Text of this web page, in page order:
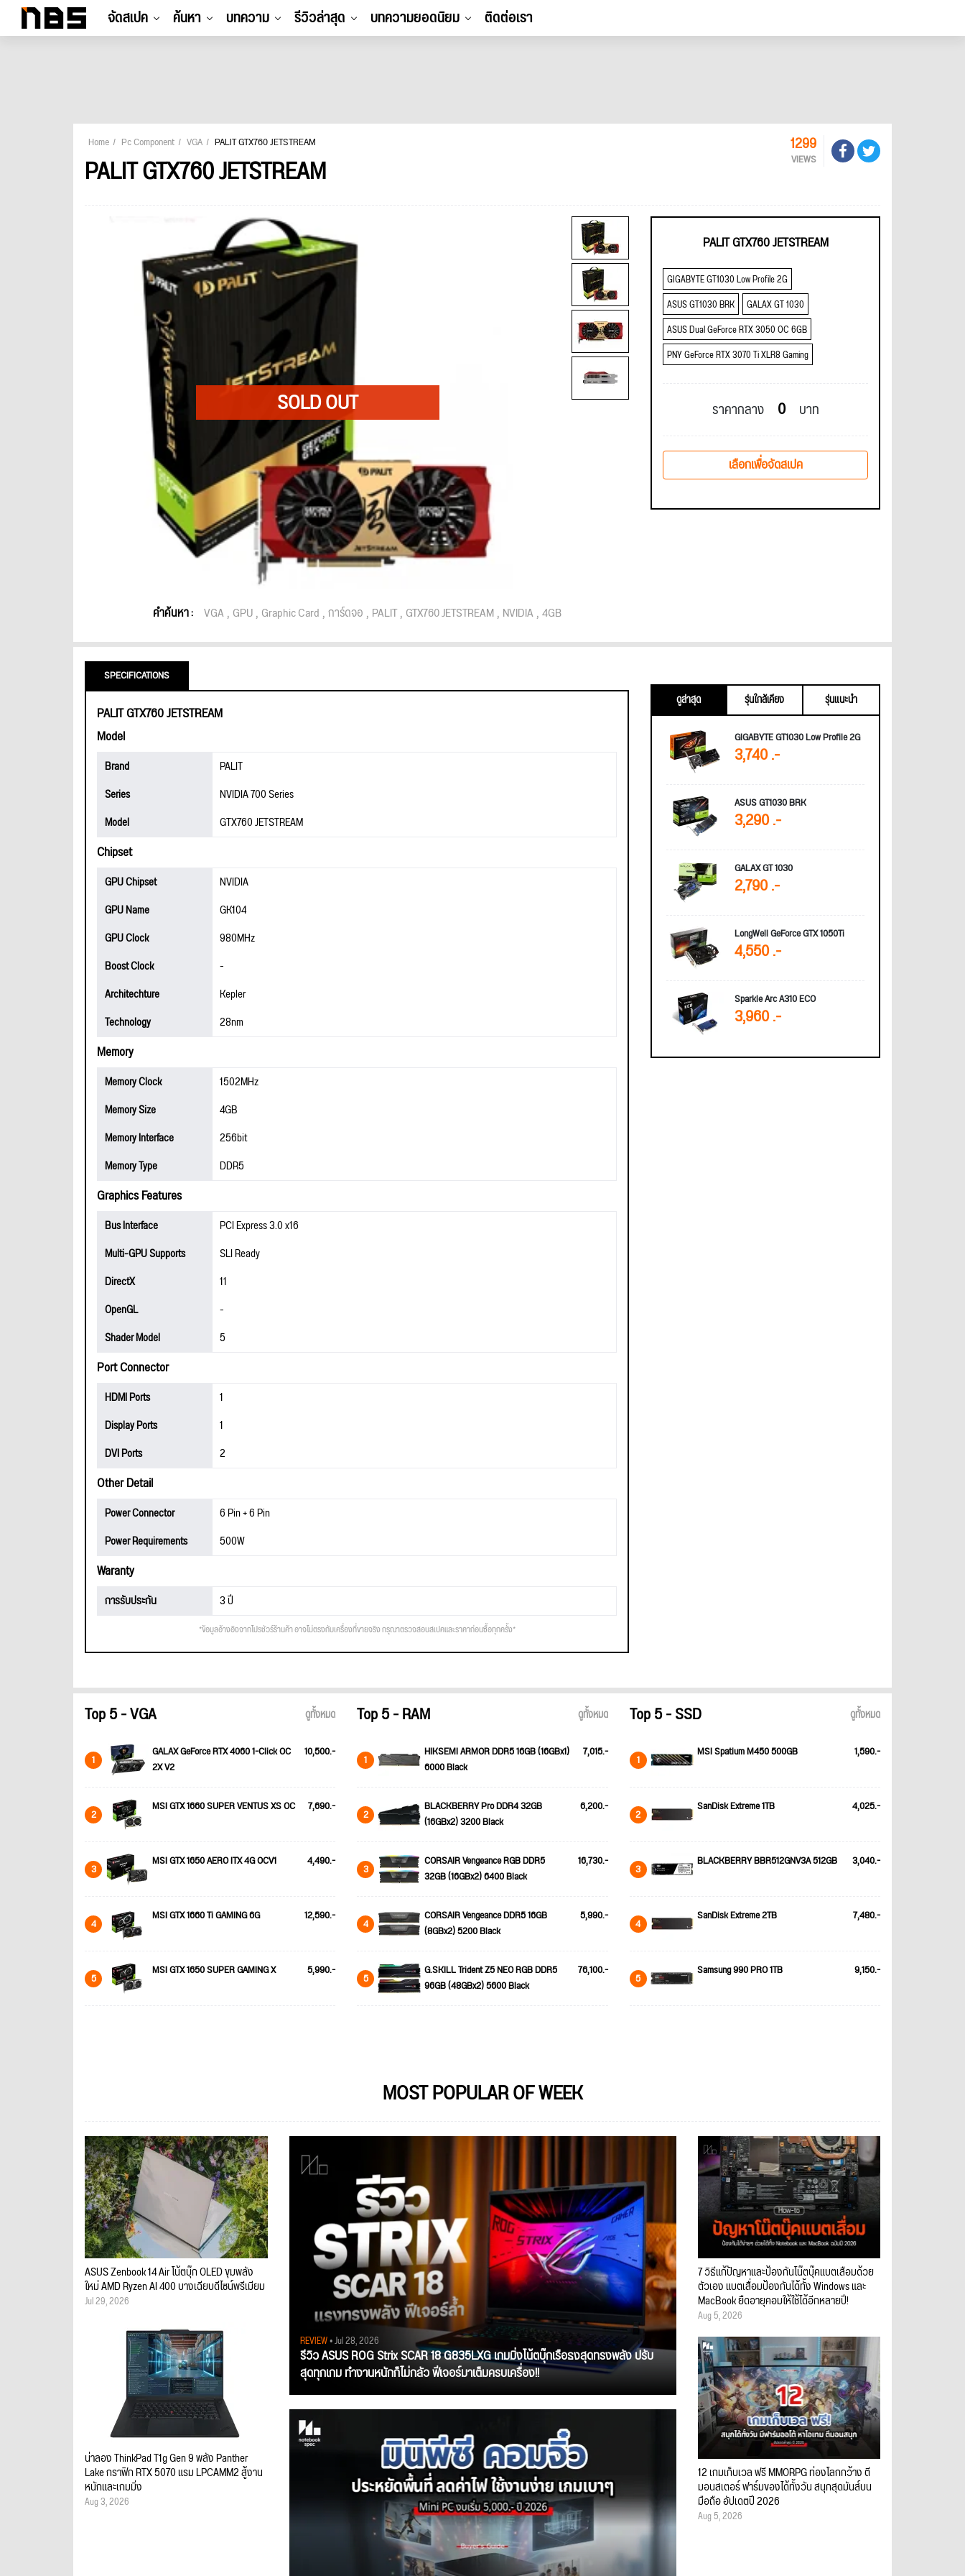
จัดสเปค ค้นหา บทความ รีวิวล่าสุด บทความยอดนิยม ติดต่อเรา
Home Pc Component VGA PALIT GTX760 JETSTREAM
PALIT GTX760 JETSTREAM
1299
VIEWS
คำค้นหา : VGA GPU Graphic Card การ์ดจอ PALIT GTX760 JETSTREAM NVIDIA 4GB
PALIT GTX760 JETSTREAM
GIGABYTE GT1030 Low Profile 2G
ASUS GT1030 BRK
GALAX GT 1030
ASUS Dual GeForce RTX 3050 OC 6GB
PNY GeForce RTX 3070 Ti XLR8 Gaming
ราคากลาง 0 บาท
เลือกเพื่อจัดสเปค
SPECIFICATIONS
PALIT GTX760 JETSTREAM
Model
Brand
PALIT
Series
NVIDIA 700 Series
Model
GTX760 JETSTREAM
Chipset
GPU Chipset
NVIDIA
GPU Name
GK104
GPU Clock
980MHz
Boost Clock
-
Architechture
Kepler
Technology
28nm
Memory
Memory Clock
1502MHz
Memory Size
4GB
Memory Interface
256bit
Memory Type
DDR5
Graphics Features
Bus Interface
PCI Express 3.0 x16
Multi-GPU Supports
SLI Ready
DirectX
11
OpenGL
-
Shader Model
5
Port Connector
HDMI Ports
1
Display Ports
1
DVI Ports
2
Other Detail
Power Connector
6 Pin + 6 Pin
Power Requirements
500W
Waranty
การรับประกัน 3 ปี
*ข้อมูลอ้างอิงจากโปรชัวร์ร้านค้า อาจไม่ตรงกับเครื่องที่ขายจริง กรุณาตรวจสอบสเปคและราคาก่อนซื้อทุกครั้ง*
ดูล่าสุด รุ่นใกล้เคียง
รุ่นแนะนำ
GIGABYTE GT1030 Low Profile 2G
3,740 .-
ASUS GT1030 BRK
3,290 .-
GALAX GT 1030
2,790 .-
LongWell GeForce GTX 1050Ti
4,550 .-
Sparkle Arc A310 ECO
3,960 .-
Top 5 - VGA ดูทั้งหมด
1
GALAX GeForce RTX 4060 1-Click OC
2X V2
10,500.-
2 MSI GTX 1660 SUPER VENTUS XS OC 7,690.-
3 MSI GTX 1650 AERO ITX 4G OCV1 4,490.-
4 MSI GTX 1660 Ti GAMING 6G 12,590.-
5 MSI GTX 1650 SUPER GAMING X 5,990.-
Top 5 - RAM ดูทั้งหมด
1
HIKSEMI ARMOR DDR5 16GB (16GBx1)
6000 Black
7,015.-
2
BLACKBERRY Pro DDR4 32GB
(16GBx2) 3200 Black
6,200.-
3
CORSAIR Vengeance RGB DDR5
32GB (16GBx2) 6400 Black
16,730.-
4
CORSAIR Vengeance DDR5 16GB
(8GBx2) 5200 Black
5,990.-
5
G.SKILL Trident Z5 NEO RGB DDR5
96GB (48GBx2) 5600 Black
76,100.-
Top 5 - SSD ดูทั้งหมด
1 MSI Spatium M450 500GB 1,590.-
2 SanDisk Extreme 1TB 4,025.-
3 BLACKBERRY BBR512GNV3A 512GB 3,040.-
4 SanDisk Extreme 2TB 7,480.-
5 Samsung 990 PRO 1TB 9,150.-
MOST POPULAR OF WEEK
REVIEW• Jul 28, 2026
รีวิว ASUS ROG Strix SCAR 18 G835LXG เกมมิ่งโน้ตบุ๊กเรือธงสุดทรงพลัง ปรับ
สุดทุกเกม ทำงานหนักก็ไม่กลัว ฟีเจอร์มาเต็มครบเครื่อง!!
ASUS Zenbook 14 Air โน้ตบุ๊ก OLED ขุมพลัง
ใหม่ AMD Ryzen AI 400 บางเฉียบดีไซน์พรีเมียม
Jul 29, 2026
น่าลอง ThinkPad T1g Gen 9 พลัง Panther
Lake กราฟิก RTX 5070 แรม LPCAMM2 สู้งาน
หนักและเกมมิ่ง
Aug 3, 2026
7 วิธีแก้ปัญหาและป้องกันโน๊ตบุ๊คแบตเสื่อมด้วย
ตัวเอง แบตเสื่อมป้องกันได้ทั้ง Windows และ
MacBook ยืดอายุคอมให้ใช้ได้อีกหลายปี!
Aug 5, 2026
12 เกมเก็บเวล ฟรี MMORPG ท่องโลกกว้าง ตี
มอนสเตอร์ ฟาร์มของได้ทั้งวัน สนุกสุดมันส์บน
มือถือ อัปเดตปี 2026
Aug 5, 2026